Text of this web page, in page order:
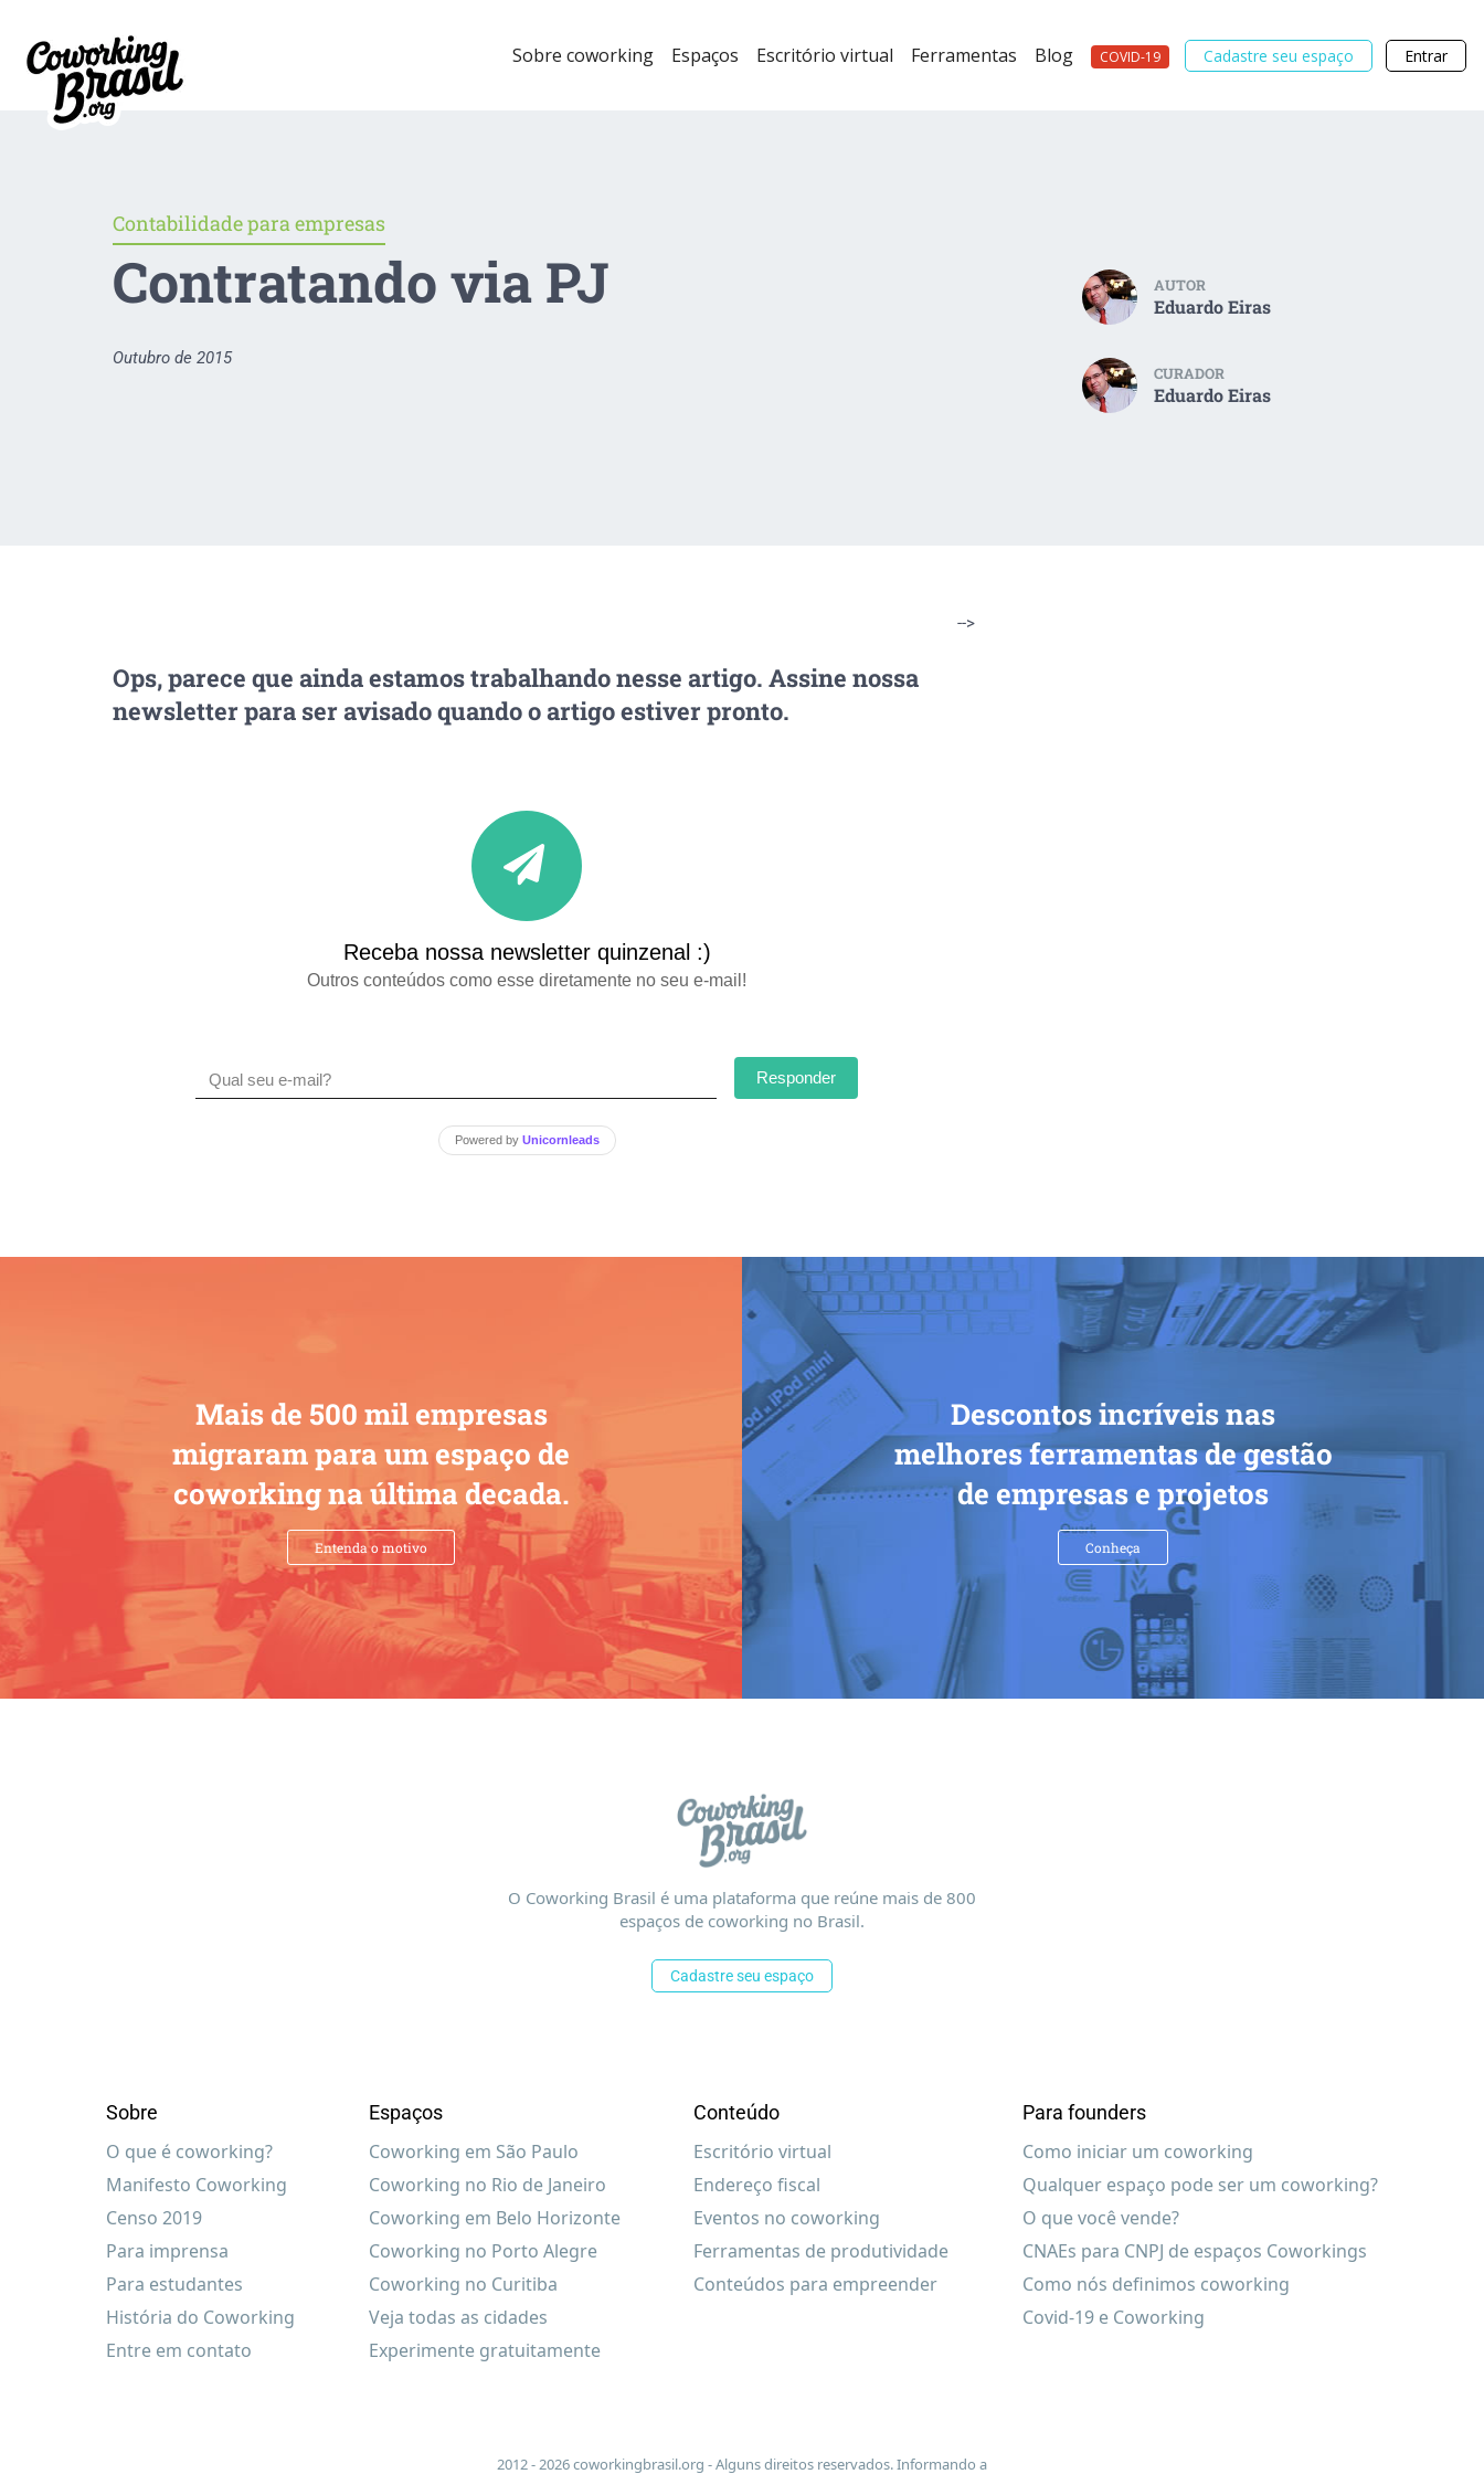
Sobre coworking Espaços Escritório virtual Ferramentas Blog COVID-19 Cadastre seu espaço Entrar
Contabilidade para empresas
Contratando via PJ
Outubro de 2015
AUTOR
Eduardo Eiras
CURADOR
Eduardo Eiras
Ops, parece que ainda estamos trabalhando nesse artigo. Assine nossa
newsletter para ser avisado quando o artigo estiver pronto.
-->
Receba nossa newsletter quinzenal :)
Outros conteúdos como esse diretamente no seu e-mail!
Responder
Powered by Unicornleads
Mais de 500 mil empresas
migraram para um espaço de
coworking na última decada.
Entenda o motivo
Descontos incríveis nas
melhores ferramentas de gestão
de empresas e projetos
Conheça
O Coworking Brasil é uma plataforma que reúne mais de 800
espaços de coworking no Brasil.
Cadastre seu espaço
Sobre
O que é coworking?
Manifesto Coworking
Censo 2019
Para imprensa
Para estudantes
História do Coworking
Entre em contato
Espaços
Coworking em São Paulo
Coworking no Rio de Janeiro
Coworking em Belo Horizonte
Coworking no Porto Alegre
Coworking no Curitiba
Veja todas as cidades
Experimente gratuitamente
Conteúdo
Escritório virtual
Endereço fiscal
Eventos no coworking
Ferramentas de produtividade
Conteúdos para empreender
Para founders
Como iniciar um coworking
Qualquer espaço pode ser um coworking?
O que você vende?
CNAEs para CNPJ de espaços Coworkings
Como nós definimos coworking
Covid-19 e Coworking
2012 - 2026 coworkingbrasil.org - Alguns direitos reservados. Informando a